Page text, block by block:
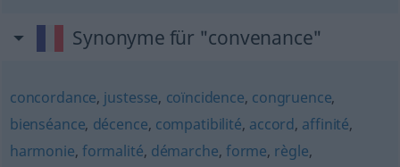
Synonyme für "convenance"
concordance, justesse, coïncidence, congruence,
bienséance, décence, compatibilité, accord, affinité,
harmonie, formalité, démarche, forme, règle,